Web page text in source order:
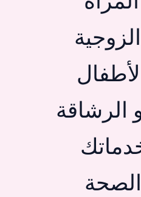
الرشاقة
الصحة